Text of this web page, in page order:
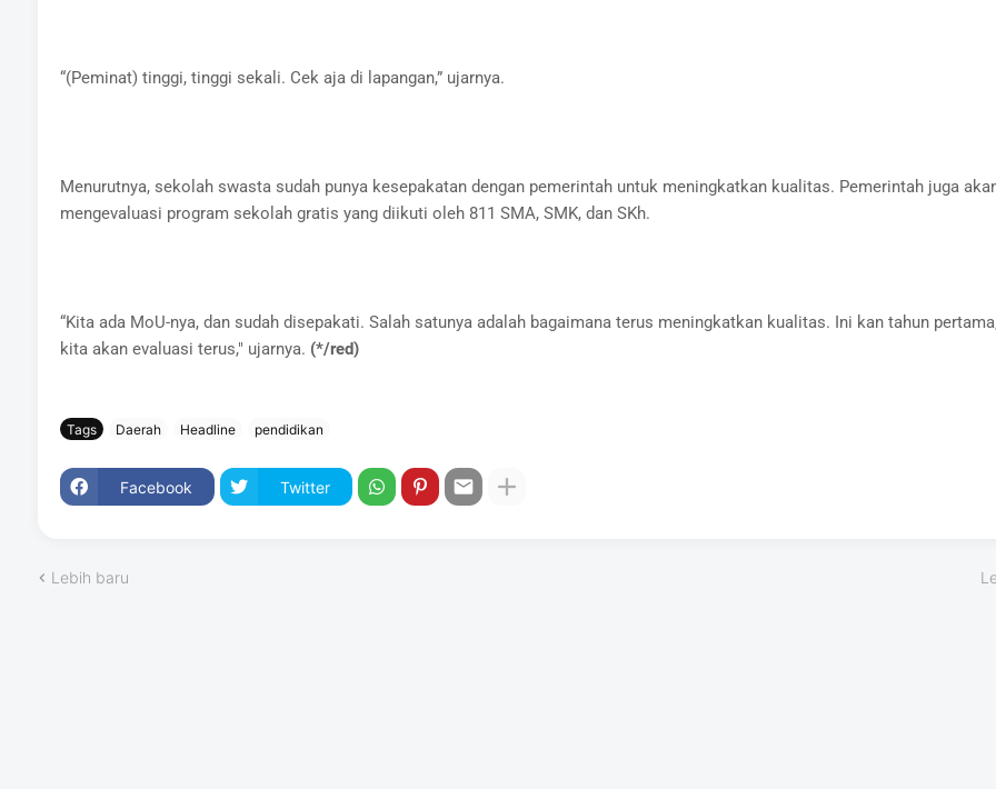
“(Peminat) tinggi, tinggi sekali. Cek aja di lapangan,” ujarnya.
Menurutnya, sekolah swasta sudah punya kesepakatan dengan pemerintah untuk meningkatkan kualitas. Pemerintah juga
mengevaluasi program sekolah gratis yang diikuti oleh 811 SMA, SMK, dan SKh.
“Kita ada MoU-nya, dan sudah disepakati. Salah satunya adalah bagaimana terus meningkatkan kualitas. Ini kan tahun
kita akan evaluasi terus," ujarnya. (*/red)
Tags Daerah Headline pendidikan
Facebook Twitter
Lebih baru